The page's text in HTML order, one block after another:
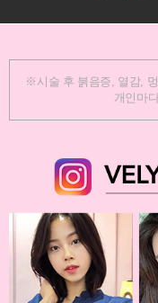
※시술 후 붉음증, 열감,
개인마